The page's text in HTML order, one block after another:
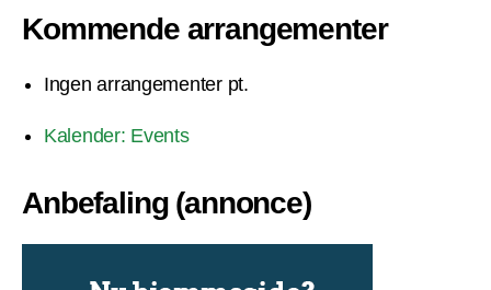
Kommende arrangementer
Ingen arrangementer pt.
Kalender: Events
Anbefaling (annonce)